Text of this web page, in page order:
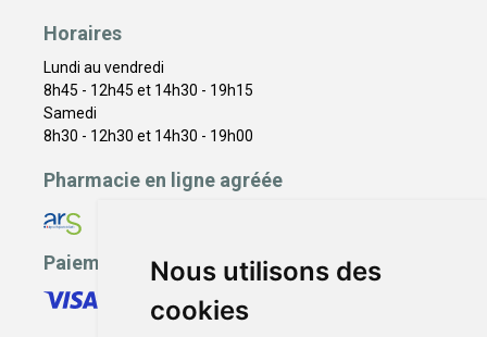
Nous utilisons des
cookies
Horaires
Lundi au vendredi
8h45 - 12h45 et 14h30 - 19h15
Samedi
8h30 - 12h30 et 14h30 - 19h00
Pharmacie en ligne agréée
Paiement sécurisé